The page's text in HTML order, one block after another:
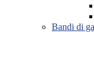
Bandi di